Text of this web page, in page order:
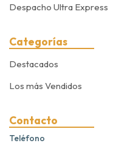
Despacho Ultra Express
Categorías
Destacados
Los más Vendidos
Contacto
Teléfono